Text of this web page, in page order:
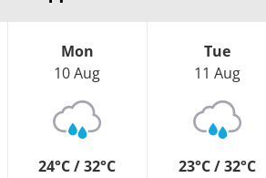
Mon
10 Aug
24°C / 32°C
Tue
11 Aug
23°C / 32°C